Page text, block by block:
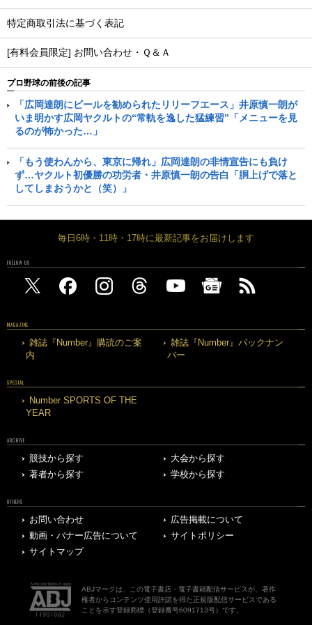
特定商取引法に基づく表記
[有料会員限定] お問い合わせ・Ｑ＆Ａ
プロ野球の前後の記事
「広岡達朗にビールを勧められたリリーフエース」井原慎一朗が
いま明かす広岡ヤクルトの“常軌を逸した猛練習”「メニューを見
るのが怖かった…」
「もう使わんから、東京に帰れ」広岡達朗の非情宣告にも負け
ず…ヤクルト初優勝の功労者・井原慎一朗の告白「胴上げで落と
してしまおうかと（笑）」
毎日6時・11時・17時に最新記事をお届けします
FOLLOW US
MAGAZINE
雑誌『Number』購読のご案
内
雑誌『Number』バックナン
バー
SPECIAL
Number SPORTS OF THE
YEAR
ARCHIVE
競技から探す
大会から探す
著者から探す
学校から探す
OTHERS
お問い合わせ
広告掲載について
動画・バナー広告について
サイトポリシー
サイトマップ
ABJマークは、この電子書店・電子書籍配信サービスが、著作
権者からコンテンツ使用許諾を得た正規版配信サービスである
ことを示す登録商標（登録番号6091713号）です。